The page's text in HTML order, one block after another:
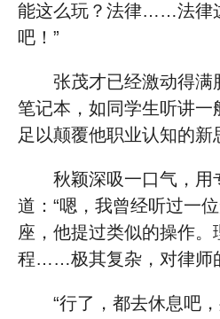
能这么玩？法律……法律
吧！”
张茂才已经激动得满
笔记本，如同学生听讲一
足以颠覆他职业认知的新
秋颖深吸一口气，用
道：“嗯，我曾经听过一
座，他提过类似的操作。
程……极其复杂，对律师
“行了，都去休息吧